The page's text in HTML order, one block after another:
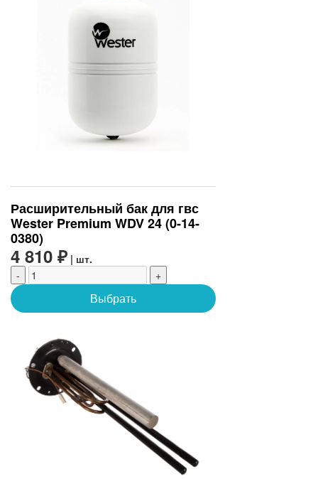
Расширительный бак для гвс
Wester Premium WDV 24 (0-14-
0380)
4 810 ₽ | шт.
-
+
Выбрать